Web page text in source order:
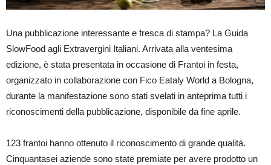
Una pubblicazione interessante e fresca di stampa? La Guida
SlowFood agli Extravergini Italiani. Arrivata alla ventesima
edizione, è stata presentata in occasione di Frantoi in festa,
organizzato in collaborazione con Fico Eataly World a Bologna,
durante la manifestazione sono stati svelati in anteprima tutti i
riconoscimenti della pubblicazione, disponibile da fine aprile.
123 frantoi hanno ottenuto il riconoscimento di grande qualità.
Cinquantasei aziende sono state premiate per avere prodotto un